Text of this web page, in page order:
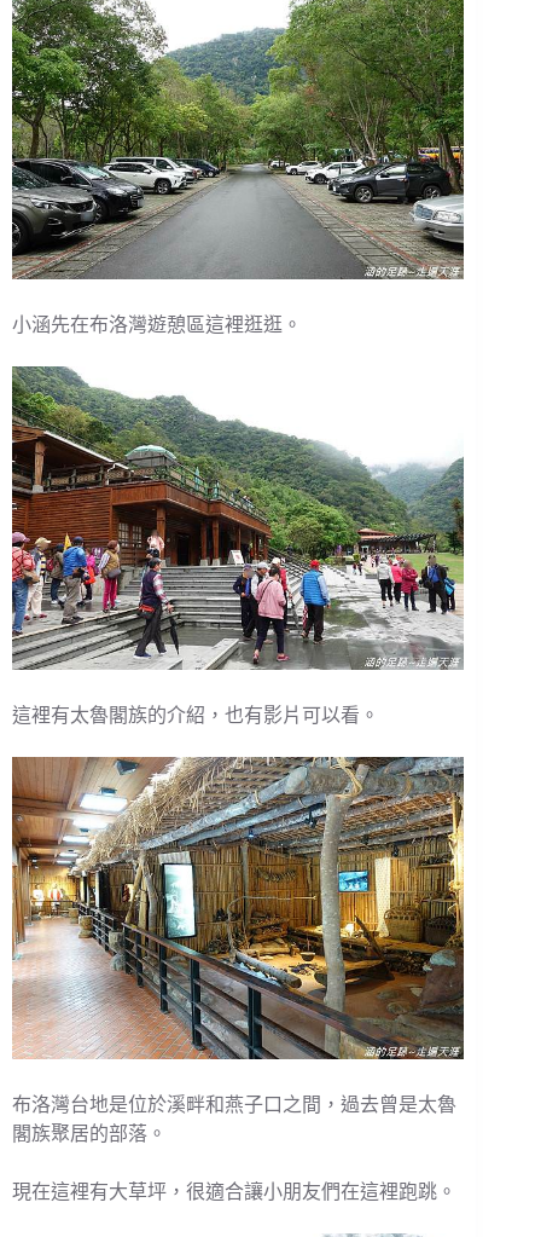
小涵先在布洛灣遊憩區這裡逛逛。
這裡有太魯閣族的介紹，也有影片可以看。
布洛灣台地是位於溪畔和燕子口之間，過去曾是太魯
閣族聚居的部落。
現在這裡有大草坪，很適合讓小朋友們在這裡跑跳。